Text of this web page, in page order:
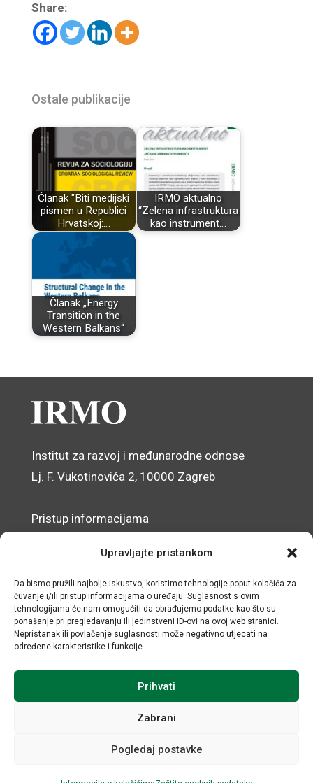
Upravljajte pristankom
Da bismo pružili najbolje iskustvo, koristimo tehnologije poput kolačića za
čuvanje i/ili pristup informacijama o uređaju. Suglasnost s ovim
tehnologijama će nam omogućiti da obrađujemo podatke kao što su
ponašanje pri pregledavanju ili jedinstveni ID-ovi na ovoj web stranici.
Nepristanak ili povlačenje suglasnosti može negativno utjecati na
određene karakteristike i funkcije.
Prihvati
Zabrani
Pogledaj postavke
Share:
Ostale publikacije
Članak "Biti medijski
pismen u Republici
Hrvatskoj:…
IRMO aktualno
“Zelena infrastruktura
kao instrument…
Članak „Energy
Transition in the
Western Balkans“
Institut za razvoj i međunarodne odnose
Lj. F. Vukotinovića 2, 10000 Zagreb
Pristup informacijama
Izjava o pristupačnosti mrežnog sjedišta
© IRMO – Impresum
OIB: 31120185175
Sva prava sadržana © Institut za razvoj i međunarodne
odnose / Razvoj i održavanje Negactive